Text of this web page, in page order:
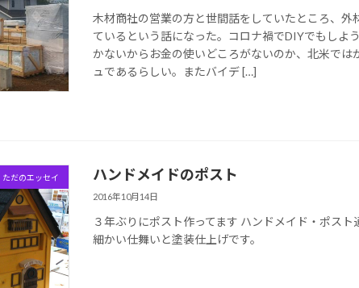
木材商社の営業の方と世間話をしていたところ、外
ているという話になった。コロナ禍でDIYでもしよ
かないからお金の使いどころがないのか、北米では
ュであるらしい。またバイデ […]
ただのエッセイ ハンドメイドのポスト
2016年10月14日
３年ぶりにポスト作ってます ハンドメイド・ポスト
細かい仕舞いと塗装仕上げです。